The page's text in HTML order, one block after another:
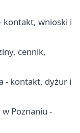
kontakt, wnioski i
cennik,
- kontakt, dyżur i
Poznaniu -